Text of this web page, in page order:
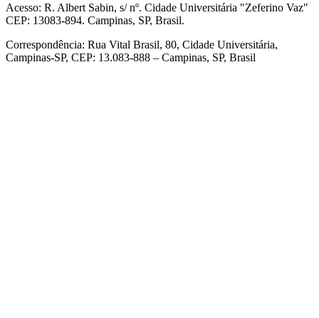
Acesso: R. Albert Sabin, s/ nº. Cidade Universitária "Zeferino Vaz"
CEP: 13083-894. Campinas, SP, Brasil.
Correspondência: Rua Vital Brasil, 80, Cidade Universitária,
Campinas-SP, CEP: 13.083-888 – Campinas, SP, Brasil